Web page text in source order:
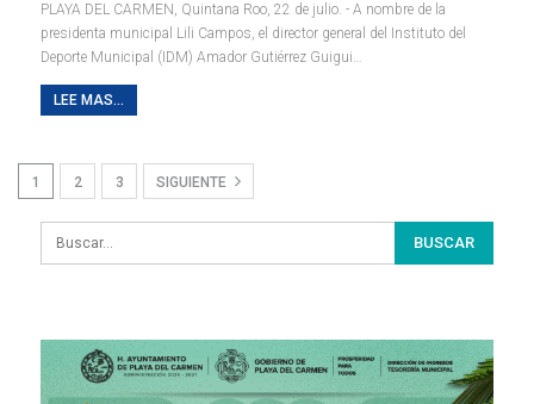
PLAYA DEL CARMEN, Quintana Roo, 22 de julio. - A nombre de la
presidenta municipal Lili Campos, el director general del Instituto del
Deporte Municipal (IDM) Amador Gutiérrez Guigui…
LEE MAS...
1 2 3 SIGUIENTE